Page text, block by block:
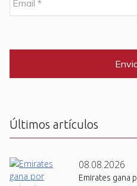
e
m
a
C
Últimos artículos
08.08.2026
Emirates gana